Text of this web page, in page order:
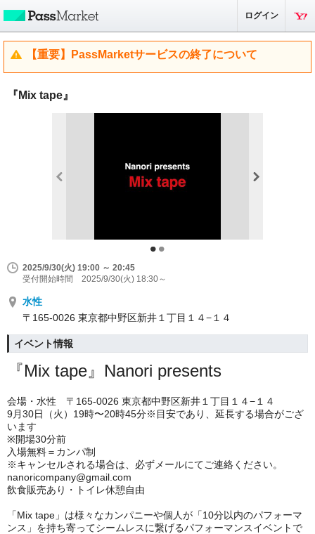
ログイン
【重要】PassMarketサービスの終了について
『Mix tape』
2025/9/30(火) 19:00 ～ 20:45
受付開始時間 2025/9/30(火) 18:30～
水性
〒165-0026 東京都中野区新井１丁⽬１４−１４
イベント情報
『Mix tape』Nanori presents
会場・水性 〒165-0026 東京都中野区新井１丁⽬１４−１４
9月30日（火）19時〜20時45分※目安であり、延長する場合がござ
います
※開場30分前
入場無料＝カンパ制
※キャンセルされる場合は、必ずメールにてご連絡ください。
nanoricompany@gmail.com
飲食販売あり・トイレ休憩自由
「Mix tape」は様々なカンパニーや個人が「10分以内のパフォーマ
ンス」を持ち寄ってシームレスに繋げるパフォーマンスイベントで